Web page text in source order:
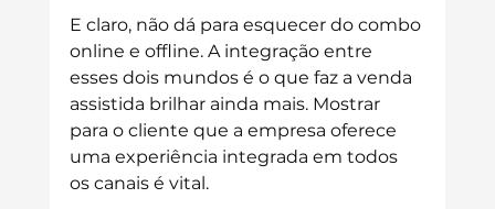
E claro, não dá para esquecer do combo
online e offline. A integração entre
esses dois mundos é o que faz a venda
assistida brilhar ainda mais. Mostrar
para o cliente que a empresa oferece
uma experiência integrada em todos
os canais é vital.